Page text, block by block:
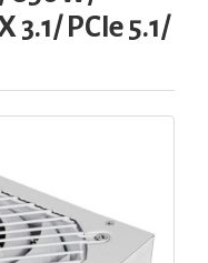
PCIe 5.1/